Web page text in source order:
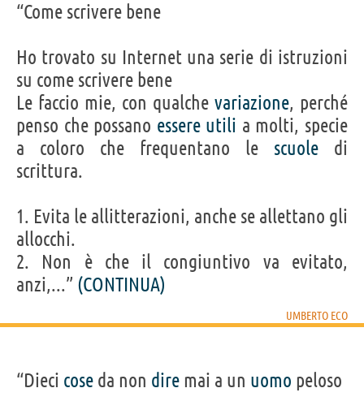
“Come scrivere bene
Ho trovato su Internet una serie di istruzioni
su come scrivere bene
Le faccio mie, con qualche variazione, perché
penso che possano essere utili a molti, specie
a coloro che frequentano le scuole di
scrittura.
1. Evita le allitterazioni, anche se allettano gli
allocchi.
2. Non è che il congiuntivo va evitato,
anzi,...” (CONTINUA)
UMBERTO ECO
“Dieci cose da non dire mai a un uomo peloso